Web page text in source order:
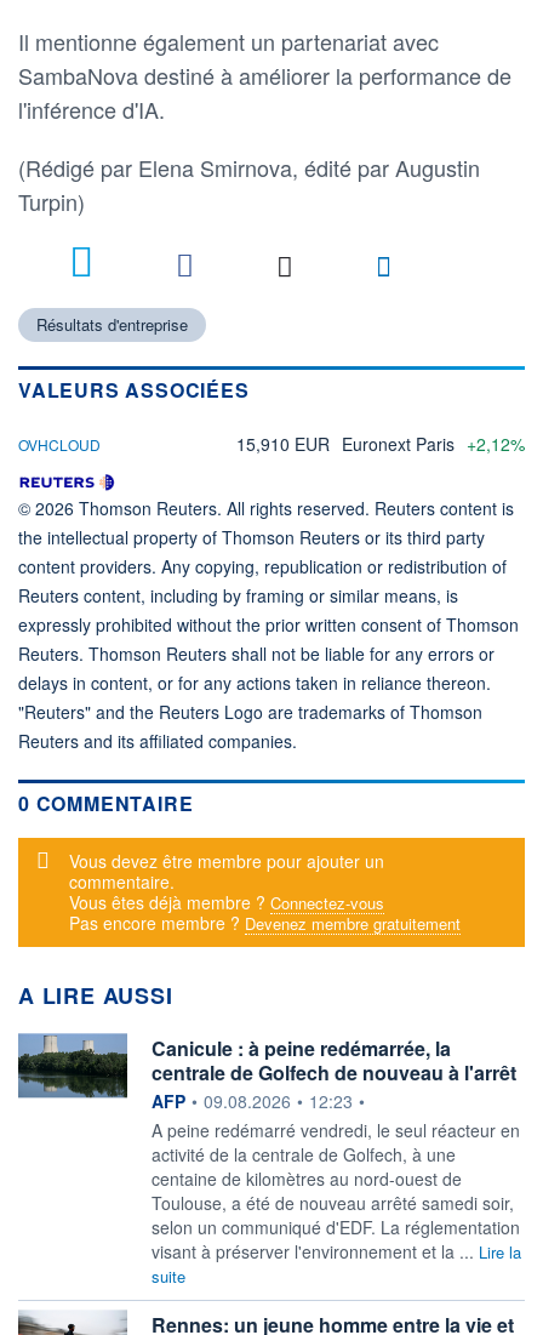
Il mentionne également un partenariat avec
SambaNova destiné à améliorer la performance de
l'inférence d'IA.
(Rédigé par Elena Smirnova, édité ‌par Augustin
Turpin)
Résultats d'entreprise
VALEURS ASSOCIÉES
OVHCLOUD 15,910 EUR Euronext Paris +2,12%
© 2026 Thomson Reuters. All rights reserved. Reuters content is
the intellectual property of Thomson Reuters or its third party
content providers. Any copying, republication or redistribution of
Reuters content, including by framing or similar means, is
expressly prohibited without the prior written consent of Thomson
Reuters. Thomson Reuters shall not be liable for any errors or
delays in content, or for any actions taken in reliance thereon.
"Reuters" and the Reuters Logo are trademarks of Thomson
Reuters and its affiliated companies.
0 COMMENTAIRE
Message d'alerte
Vous devez être membre pour ajouter un
commentaire.
Vous êtes déjà membre ? Connectez-vous
Pas encore membre ? Devenez membre gratuitement
A LIRE AUSSI
Canicule : à peine redémarrée, la
centrale de Golfech de nouveau à l'arrêt
information fournie par
AFP • 09.08.2026 • 12:23 •
A peine redémarré vendredi, le seul réacteur en
activité de la centrale de Golfech, à une
centaine de kilomètres au nord-ouest de
Toulouse, a été de nouveau arrêté samedi soir,
selon un communiqué d'EDF. La réglementation
visant à préserver l'environnement et la ... Lire la
suite
Rennes: un jeune homme entre la vie et